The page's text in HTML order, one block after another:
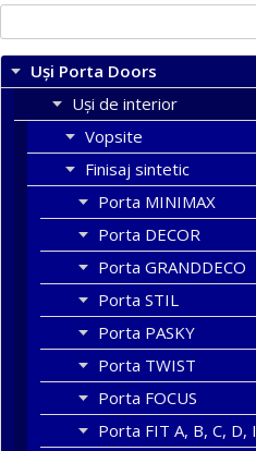
după:
Uși Porta Doors
Uși de interior
Vopsite
Finisaj sintetic
Porta MINIMAX
Porta DECOR
Porta GRANDDECO
Porta STIL
Porta PASKY
Porta TWIST
Porta FOCUS
Porta FIT A, B, C, D, I